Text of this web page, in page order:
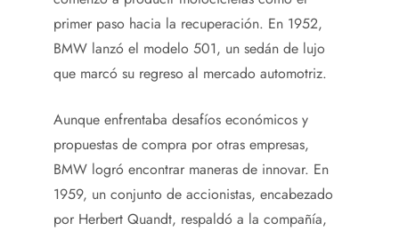
primer paso hacia la recuperación. En 1952,
BMW lanzó el modelo 501, un sedán de lujo
que marcó su regreso al mercado automotriz.
Aunque enfrentaba desafíos económicos y
propuestas de compra por otras empresas,
BMW logró encontrar maneras de innovar. En
1959, un conjunto de accionistas, encabezado
por Herbert Quandt, respaldó a la compañía,